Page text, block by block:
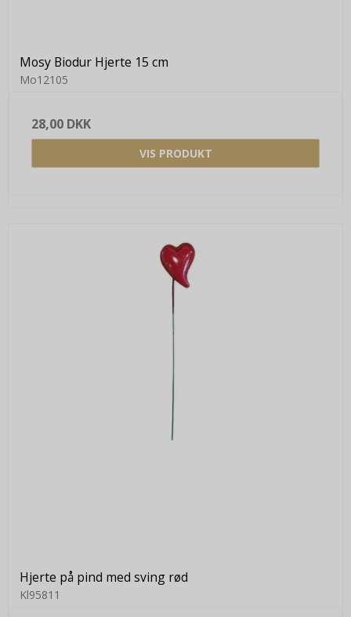
Mosy Biodur Hjerte 15 cm
Mo12105
28,00 DKK
VIS PRODUKT
Hjerte på pind med sving rød
Kl95811